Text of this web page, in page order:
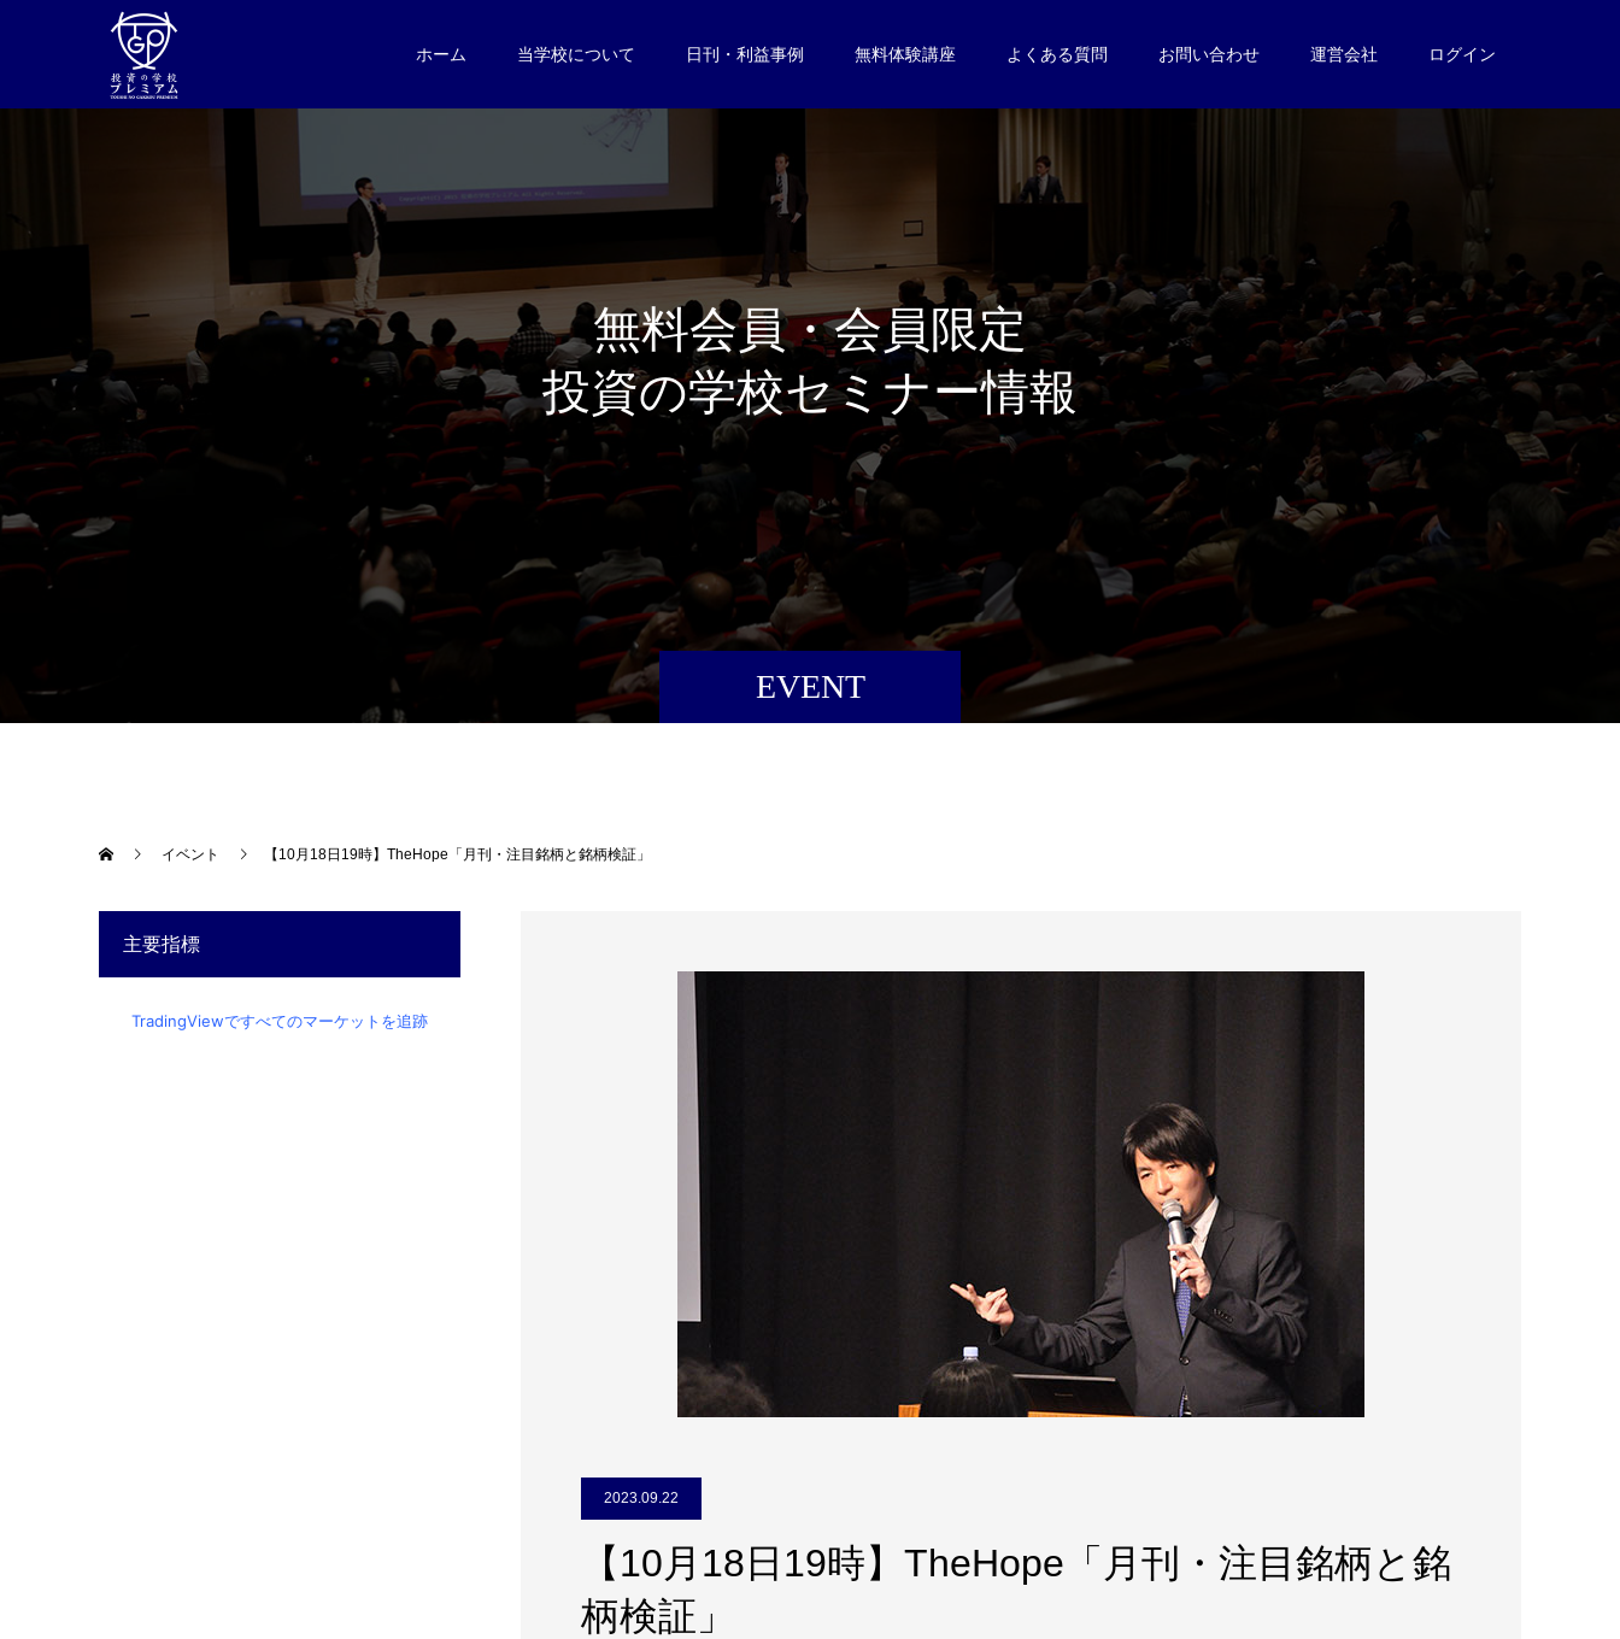
ホーム 当学校について 日刊・利益事例 無料体験講座 よくある質問 お問い合わせ 運営会社 ログイン
EVENT
無料会員・会員 限定
投資の学校セミナー情報
イベント 【10月18日19時】TheHope「月刊・注目銘柄と銘柄検証」
2023.09.22
【10月18日19時】TheHope「月刊・注目銘柄と銘
柄検証」
主要指標
TradingViewですべてのマーケットを追跡